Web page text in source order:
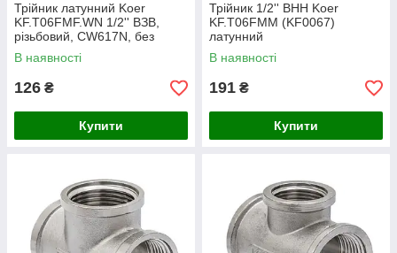
Трійник латунний Koer
KF.T06FMF.WN 1/2'' ВЗВ,
різьбовий, CW617N, без
нікелю, Чехія
В наявності
126 ₴
Купити
Трійник 1/2'' ВНН Koer
KF.T06FMM (KF0067)
латунний
В наявності
191 ₴
Купити